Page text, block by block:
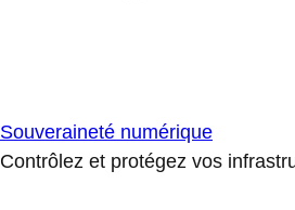
Souveraineté numérique
Contrôlez et protégez vos